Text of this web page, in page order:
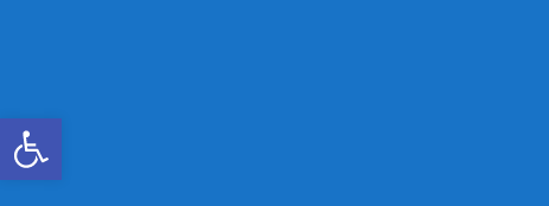
Ανοίξτε τη γραμμή εργαλείων